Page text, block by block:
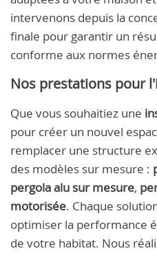
intervenons depuis la
finale pour garantir un
conforme aux normes
Nos prestations pour
Que vous souhaitiez une
pour créer un nouvel
remplacer une structure
des modèles sur mesure :
pergola alu sur mesure,
motorisée. Chaque
optimiser la performance
de votre habitat. Nous